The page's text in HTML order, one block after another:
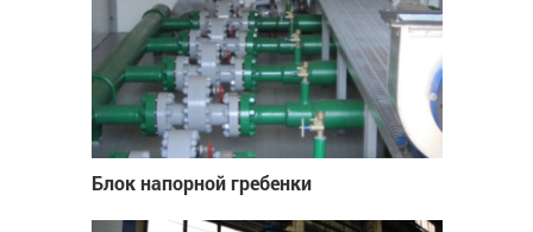
Блок напорной гребенки